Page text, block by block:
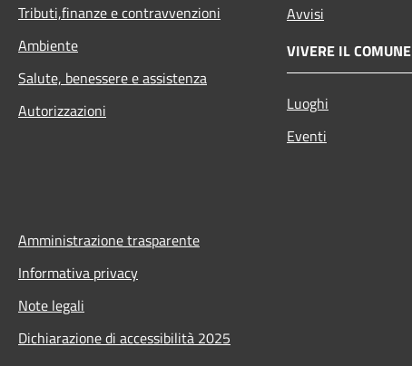
Tributi,finanze e contravvenzioni
Ambiente
Salute, benessere e assistenza
Autorizzazioni
Avvisi
VIVERE IL COMUNE
Luoghi
Eventi
Amministrazione trasparente
Informativa privacy
Note legali
Dichiarazione di accessibilità 2025